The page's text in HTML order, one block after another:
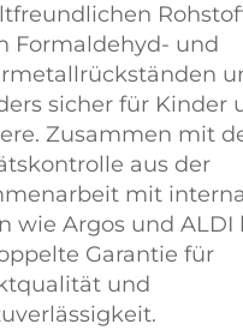
Formaldehyd- und
sicher für Kinder
Zusammen mit
aus der
mit
wie Argos und ALDI
Garantie für
und